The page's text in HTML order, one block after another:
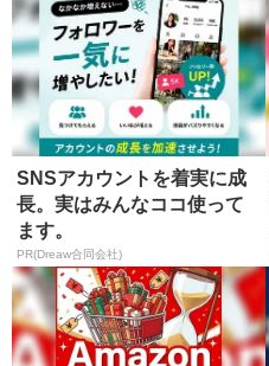
SNSアカウントを着実に成
長。実はみんなココ使って
ます。
PR(Dreaw合同会社)